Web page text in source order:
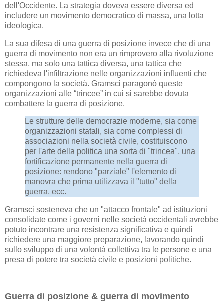
dell'Occidente. La strategia doveva essere diversa ed
includere un movimento democratico di massa, una lotta
ideologica.
La sua difesa di una guerra di posizione invece che di una
guerra di movimento non era un rimprovero alla rivoluzione
stessa, ma solo una tattica diversa, una tattica che
richiedeva l'infiltrazione nelle organizzazioni influenti che
compongono la società. Gramsci paragonò queste
organizzazioni alle “trincee” in cui si sarebbe dovuta
combattere la guerra di posizione.
Le strutture delle democrazie moderne, sia come
organizzazioni statali, sia come complessi di
associazioni nella società civile, costituiscono
per l'arte della politica una sorta di "trincea", una
fortificazione permanente nella guerra di
posizione: rendono "parziale" l'elemento di
manovra che prima utilizzava il "tutto" della
guerra, ecc.
Gramsci sosteneva che un "attacco frontale" ad istituzioni
consolidate come i governi nelle società occidentali avrebbe
potuto incontrare una resistenza significativa e quindi
richiedere una maggiore preparazione, lavorando quindi
sullo sviluppo di una volontà collettiva tra le persone e una
presa di potere tra società civile e posizioni politiche.
Guerra di posizione & guerra di movimento